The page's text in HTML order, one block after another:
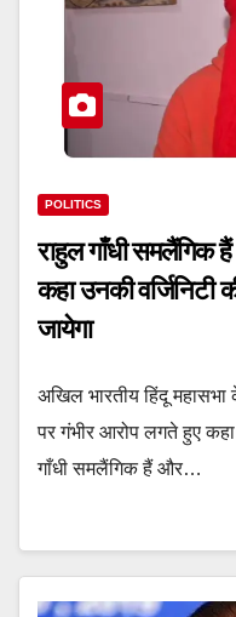
POLITICS
राहुल गाँधी समलैंगिक
कहा उनकी
जायेगा
अखिल भारतीय हिंदू महासभा
पर गंभीर आरोप लगते हुए
गाँधी समलैंगिक हैं और…